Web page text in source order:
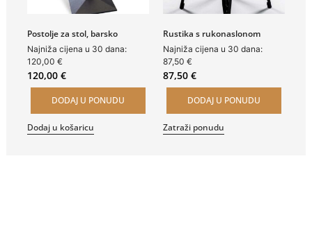
Postolje za stol, barsko
Najniža cijena u 30 dana:
120,00 €
120,00 €
DODAJ U PONUDU
Dodaj u košaricu
Rustika s rukonaslonom
Najniža cijena u 30 dana:
87,50 €
87,50 €
DODAJ U PONUDU
Zatraži ponudu